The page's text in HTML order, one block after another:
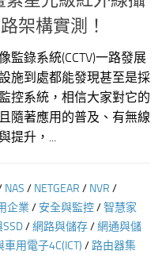
架構實測！
監錄系統(CCTV)一路發展
施到處都能發現甚至是採
控系統，相信大家對它的
隨著應用的普及、有無線
提升，...
NAS / NETGEAR / NVR /
企業/ 安全與監控/智慧家
/網路與儲存/網通與儲
用電子4C(ICT) /路由器集